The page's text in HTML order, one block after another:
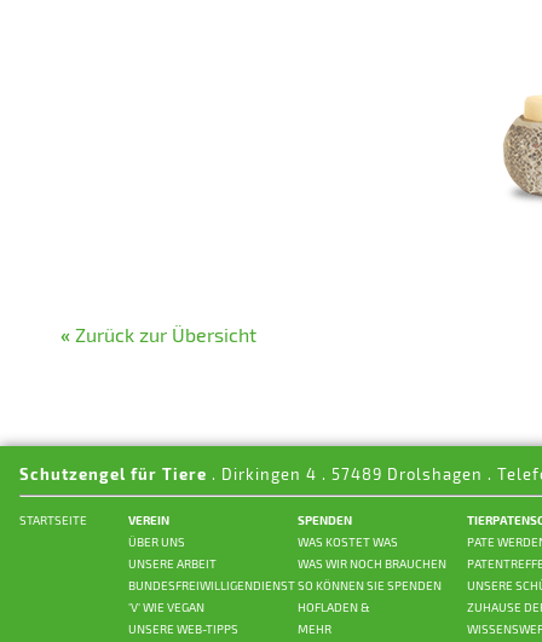
« Zurück zur Übersicht
Schutzengel für Tiere . Dirkingen 4 . 57489 Drolshagen .
STARTSEITE
VEREIN
ÜBER UNS
UNSERE ARBEIT
BUNDESFREIWILLIGENDIENST
'V' WIE VEGAN
UNSERE WEB-TIPPS
SPENDEN
WAS KOSTET WAS
WAS WIR NOCH BRAUCHEN
SO KÖNNEN SIE SPENDEN
HOFLADEN &
MEHR
PATE
UNSERE
ZUHAUSE